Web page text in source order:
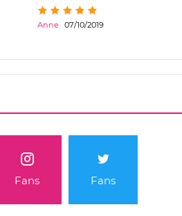
Anne 07/10/2019
Fans Fans